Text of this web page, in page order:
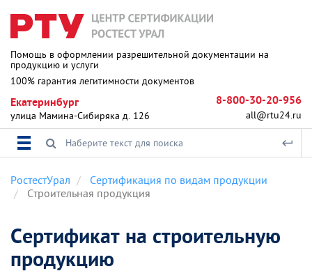
Помощь в оформлении разрешительной документации на
продукцию и услуги
100% гарантия легитимности документов
Екатеринбург
улица Мамина-Сибиряка д. 126
8-800-30-20-956
all@rtu24.ru
РостестУрал
Сертификация по видам продукции
Строительная продукция
Сертификат на строительную
продукцию